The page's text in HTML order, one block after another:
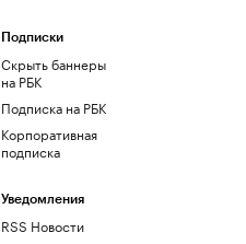
Подписки
Скрыть баннеры
на РБК
Подписка на РБК
Корпоративная
подписка
Уведомления
RSS Новости